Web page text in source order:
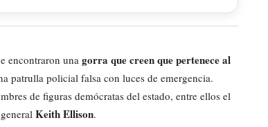
encontraron una gorra que creen que pertenece al
patrulla policial falsa con luces de emergencia.
de figuras demócratas del estado, entre ellos el
Keith Ellison.